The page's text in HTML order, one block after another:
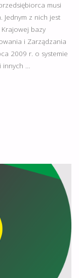
musi
Jednym z nich jest
bazy
i Zarządzania
2009 r. o systemie
innych …